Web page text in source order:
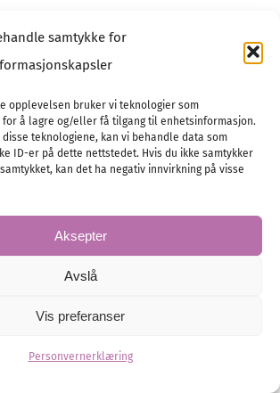
samtykke for
opplevelsen bruker vi teknologier som
å lagre og/eller få tilgang til enhetsinformasjon.
disse teknologiene, kan vi behandle data som
ID-er på dette nettstedet. Hvis du ikke samtykker
kan det ha negativ innvirkning på visse
Aksepter
Avslå
Vis preferanser
Personvernerklæring